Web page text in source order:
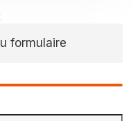
formulaire